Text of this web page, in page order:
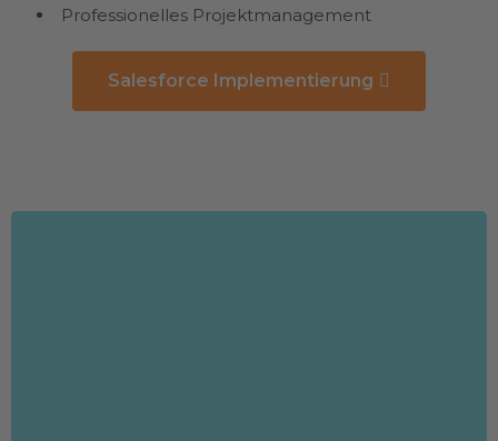
Professionelles Projektmanagement
Salesforce Implementierung